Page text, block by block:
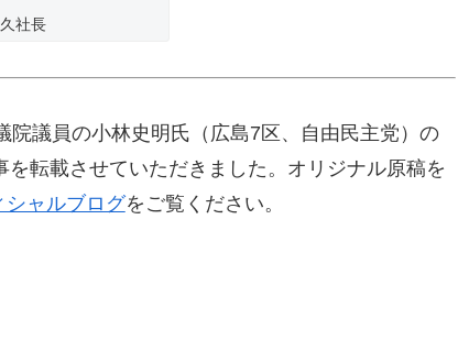
社長
議員の小林史明氏（広島7区、自由民主党）の
転載させていただきました。オリジナル原稿を
シャルブログをご覧ください。